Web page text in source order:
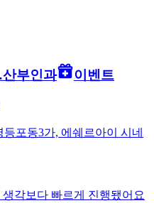
산부인과 이벤트
포동3가, 에쉐르아이 시네
각보다 빠르게 진행됐어요